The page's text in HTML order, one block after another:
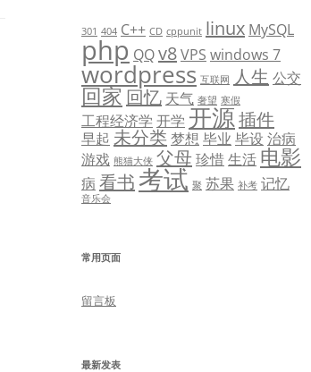
301 404 C++ CD cppunit linux MySQL
php QQv8VPS windows 7
wordpress 互联网 人生 公交
回家 回忆 天气 奢望 寒假
工程经济学 开学 开源插件
早起 未分类 梦想 毕业 毕设 治病
游戏 熊猫大侠 父母珍惜生活 电影
病 看书 考试 聚 苏果 补考 记忆
音乐会
常用页面
留言板
最新发表